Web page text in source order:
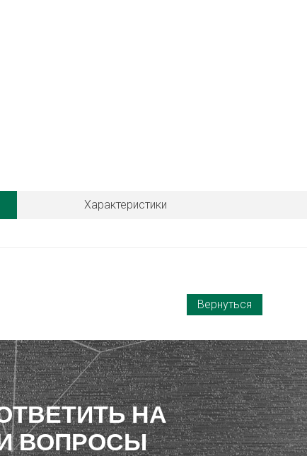
Характеристики
Вернуться
НА
ВОПРОСЫ